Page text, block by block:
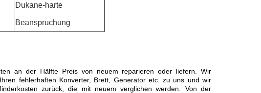
Dukane-harte
Beanspruchung
an der Hälfte Preis von neuem reparieren oder liefern. Wir
fehlerhaften Konverter, Brett, Generator etc. zu uns und wir
zurück, die mit neuem verglichen werden. Von der